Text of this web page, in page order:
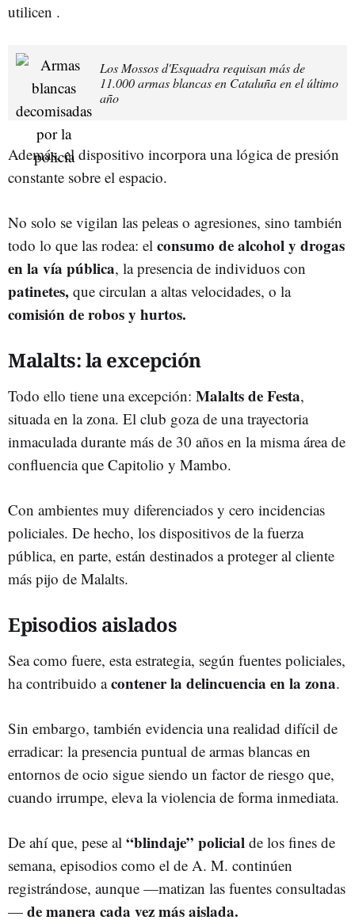
utilicen .
Los Mossos d'Esquadra requisan más de
11.000 armas blancas en Cataluña en el último
año
Además, el dispositivo incorpora una lógica de presión
constante sobre el espacio.
No solo se vigilan las peleas o agresiones, sino también
todo lo que las rodea: el consumo de alcohol y drogas
en la vía pública, la presencia de individuos con
patinetes, que circulan a altas velocidades, o la
comisión de robos y hurtos.
Malalts: la excepción
Todo ello tiene una excepción: Malalts de Festa,
situada en la zona. El club goza de una trayectoria
inmaculada durante más de 30 años en la misma área de
confluencia que Capitolio y Mambo.
Con ambientes muy diferenciados y cero incidencias
policiales. De hecho, los dispositivos de la fuerza
pública, en parte, están destinados a proteger al cliente
más pijo de Malalts.
Episodios aislados
Sea como fuere, esta estrategia, según fuentes policiales,
ha contribuido acontener la delincuencia en la zona.
Sin embargo, también evidencia una realidad difícil de
erradicar: la presencia puntual de armas blancas en
entornos de ocio sigue siendo un factor de riesgo que,
cuando irrumpe, eleva la violencia de forma inmediata.
De ahí que, pese al “blindaje” policial de los fines de
semana, episodios como el de A. M. continúen
registrándose, aunque —matizan las fuentes consultadas
— de manera cada vez más aislada.